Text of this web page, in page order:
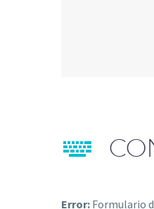


Error: Formulario